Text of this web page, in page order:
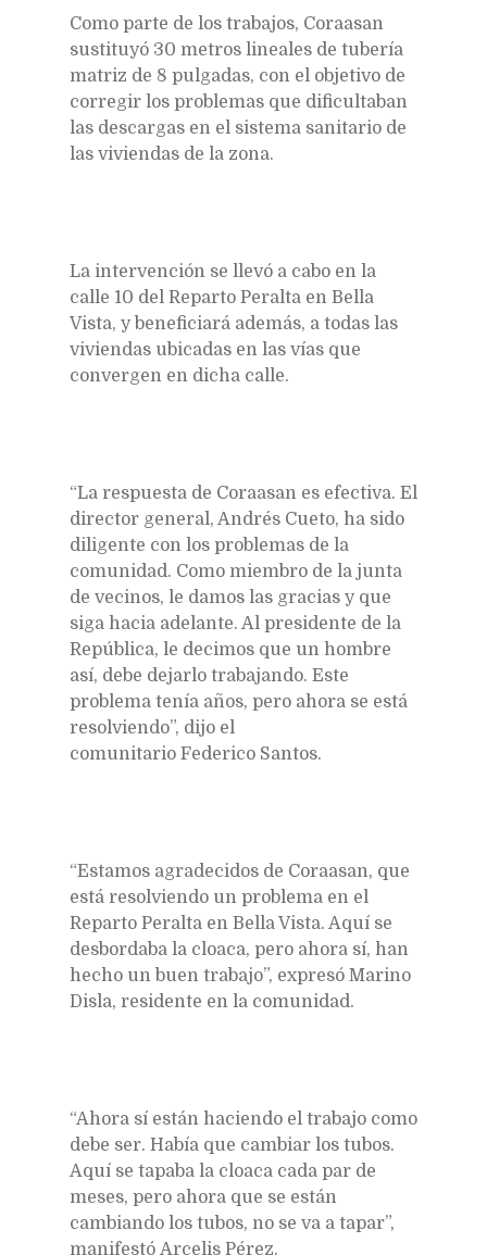
Como parte de los trabajos, Coraasan
sustituyó 30 metros lineales de tubería
matriz de 8 pulgadas, con el objetivo de
corregir los problemas que dificultaban
las descargas en el sistema sanitario de
las viviendas de la zona.
La intervención se llevó a cabo en la
calle 10 del Reparto Peralta en Bella
Vista, y beneficiará además, a todas las
viviendas ubicadas en las vías que
convergen en dicha calle.
“La respuesta de Coraasan es efectiva. El
director general, Andrés Cueto, ha sido
diligente con los problemas de la
comunidad. Como miembro de la junta
de vecinos, le damos las gracias y que
siga hacia adelante. Al presidente de la
República, le decimos que un hombre
así, debe dejarlo trabajando. Este
problema tenía años, pero ahora se está
resolviendo”, dijo el
comunitario Federico Santos.
“Estamos agradecidos de Coraasan, que
está resolviendo un problema en el
Reparto Peralta en Bella Vista. Aquí se
desbordaba la cloaca, pero ahora sí, han
hecho un buen trabajo”, expresó Marino
Disla, residente en la comunidad.
“Ahora sí están haciendo el trabajo como
debe ser. Había que cambiar los tubos.
Aquí se tapaba la cloaca cada par de
meses, pero ahora que se están
cambiando los tubos, no se va a tapar”,
manifestó Arcelis Pérez.